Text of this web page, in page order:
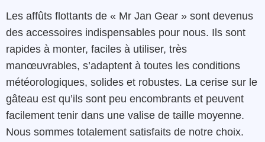
Les affûts flottants de « Mr Jan Gear » sont devenus
des accessoires indispensables pour nous. Ils sont
rapides à monter, faciles à utiliser, très
manœuvrables, s’adaptent à toutes les conditions
météorologiques, solides et robustes. La cerise sur le
gâteau est qu’ils sont peu encombrants et peuvent
facilement tenir dans une valise de taille moyenne.
Nous sommes totalement satisfaits de notre choix.